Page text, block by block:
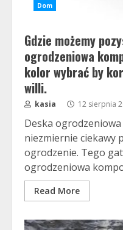
Dom
Gdzie możemy
ogrodzeniowa
kolor wybrać by
willi.
kasia 12 sierpnia
Deska
niezmiernie ciekawy
ogrodzenie. Tego
ogrodzeniowa
Read More